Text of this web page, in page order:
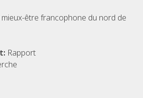
mieux-être francophone du nord de
Rapport